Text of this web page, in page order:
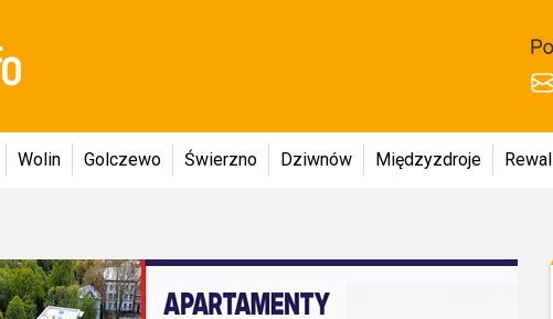
Wolin Golczewo Świerzno Dziwnów Międzyzdroje Rewal